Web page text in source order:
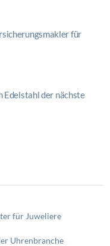
für
Edelstahl der nächste
für Juweliere
Uhrenbranche